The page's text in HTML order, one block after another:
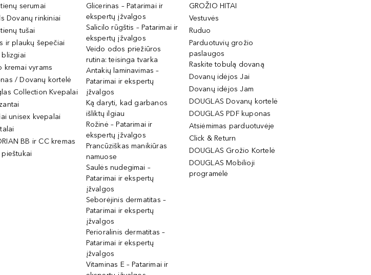
serumai
Dovanų rinkiniai
tušai
ir plaukų šepečiai
blizgiai
kremai vyrams
/ Dovanų kortelė
Collection Kvepalai
unisex kvepalai
BB ir CC kremas
pieštukai
Glicerinas – Patarimai ir
ekspertų įžvalgos
Salicilo rūgštis – Patarimai ir
ekspertų įžvalgos
Veido odos priežiūros
rutina: teisinga tvarka
Antakių laminavimas –
Patarimai ir ekspertų
įžvalgos
Ką daryti, kad garbanos
išliktų ilgiau
Rožinė – Patarimai ir
ekspertų įžvalgos
Prancūziškas manikiūras
namuose
Saulės nudegimai –
Patarimai ir ekspertų
įžvalgos
Seborėjinis dermatitas –
Patarimai ir ekspertų
įžvalgos
Perioralinis dermatitas –
Patarimai ir ekspertų
įžvalgos
Vitaminas E – Patarimai ir
GROŽIO HITAI
Vestuvės
Ruduo
Parduotuvių grožio
paslaugos
Raskite tobulą dovaną
Dovanų idėjos Jai
Dovanų idėjos Jam
DOUGLAS Dovanų kortelė
DOUGLAS PDF kuponas
Atsiėmimas parduotuvėje
Click & Return
DOUGLAS Grožio Kortelė
DOUGLAS Mobilioji
programėlė